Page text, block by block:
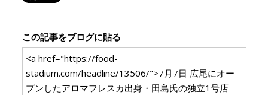
この記事をブログに貼る
<a href="https://food-
stadium.com/headline/13506/">7月7日 広尾にオー
プンしたアロマフレスカ出身・田島氏の独立1号店